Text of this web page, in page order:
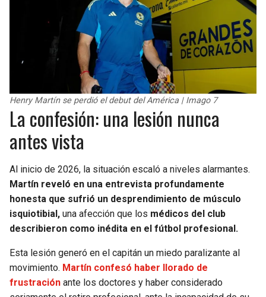
Henry Martín se perdió el debut del América | Imago 7
La confesión: una lesión nunca
antes vista
Al inicio de 2026, la situación escaló a niveles alarmantes.
Martín reveló en una entrevista profundamente
honesta que sufrió un desprendimiento de músculo
isquiotibial, una afección que los médicos del club
describieron como inédita en el fútbol profesional.
Esta lesión generó en el capitán un miedo paralizante al
movimiento. Martín confesó haber llorado de
frustración ante los doctores y haber considerado